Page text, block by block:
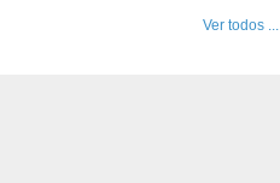
Ver todos ...